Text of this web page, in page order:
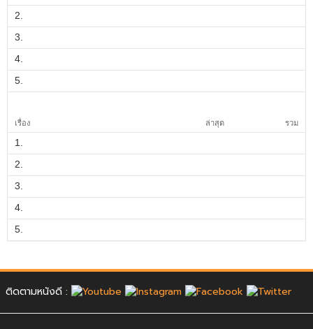
2.
3.
4.
5.
เรื่อง ล่าสุด รวม
1.
2.
3.
4.
5.
ติดตามหนังดี :